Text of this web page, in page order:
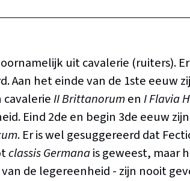
uit cavalerie (ruiters).
het einde van de 1ste eeuw
II Brittanorumen I Flavia
Eind 2de en begin 3de eeuw
. Er is wel gesuggereerd dat
classis Germanais geweest, maar
de legereenheid - zijn nooit